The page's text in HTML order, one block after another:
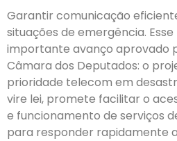
Garantir comunicação
situações de emergência.
importante avanço aprovado
Câmara dos Deputados: o
prioridade telecom em
vire lei, promete facilitar o
e funcionamento de serviços
para responder rapidamente